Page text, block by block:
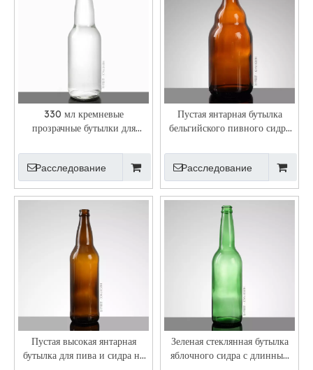
330 мл кремневые
прозрачные бутылки для
твердым сидром
Расследование
Пустая янтарная бутылка
бельгийского пивного сидра
крышкой
Расследование
Пустая высокая янтарная
бутылка для пива и сидра на
Зеленая стеклянная бутылка
яблочного сидра с длинным